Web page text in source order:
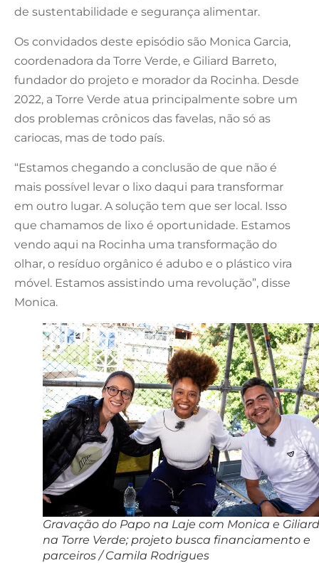
de sustentabilidade e segurança alimentar.
Os convidados deste episódio são Monica Garcia,
coordenadora da Torre Verde, e Giliard Barreto,
fundador do projeto e morador da Rocinha. Desde
2022, a Torre Verde atua principalmente sobre um
dos problemas crônicos das favelas, não só as
cariocas, mas de todo país.
“Estamos chegando a conclusão de que não é
mais possível levar o lixo daqui para transformar
em outro lugar. A solução tem que ser local. Isso
que chamamos de lixo é oportunidade. Estamos
vendo aqui na Rocinha uma transformação do
olhar, o resíduo orgânico é adubo e o plástico vira
móvel. Estamos assistindo uma revolução”, disse
Monica.
Gravação do Papo na Laje com Monica e Giliard
na Torre Verde; projeto busca financiamento e
parceiros / Camila Rodrigues